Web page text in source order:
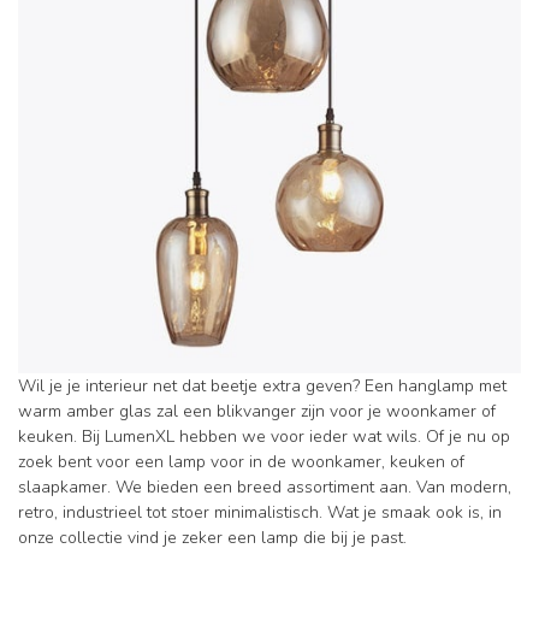
Wil je je interieur net dat beetje extra geven? Een hanglamp met
warm amber glas zal een blikvanger zijn voor je woonkamer of
keuken. Bij LumenXL hebben we voor ieder wat wils. Of je nu op
zoek bent voor een lamp voor in de woonkamer, keuken of
slaapkamer. We bieden een breed assortiment aan. Van modern,
retro, industrieel tot stoer minimalistisch. Wat je smaak ook is, in
onze collectie vind je zeker een lamp die bij je past.